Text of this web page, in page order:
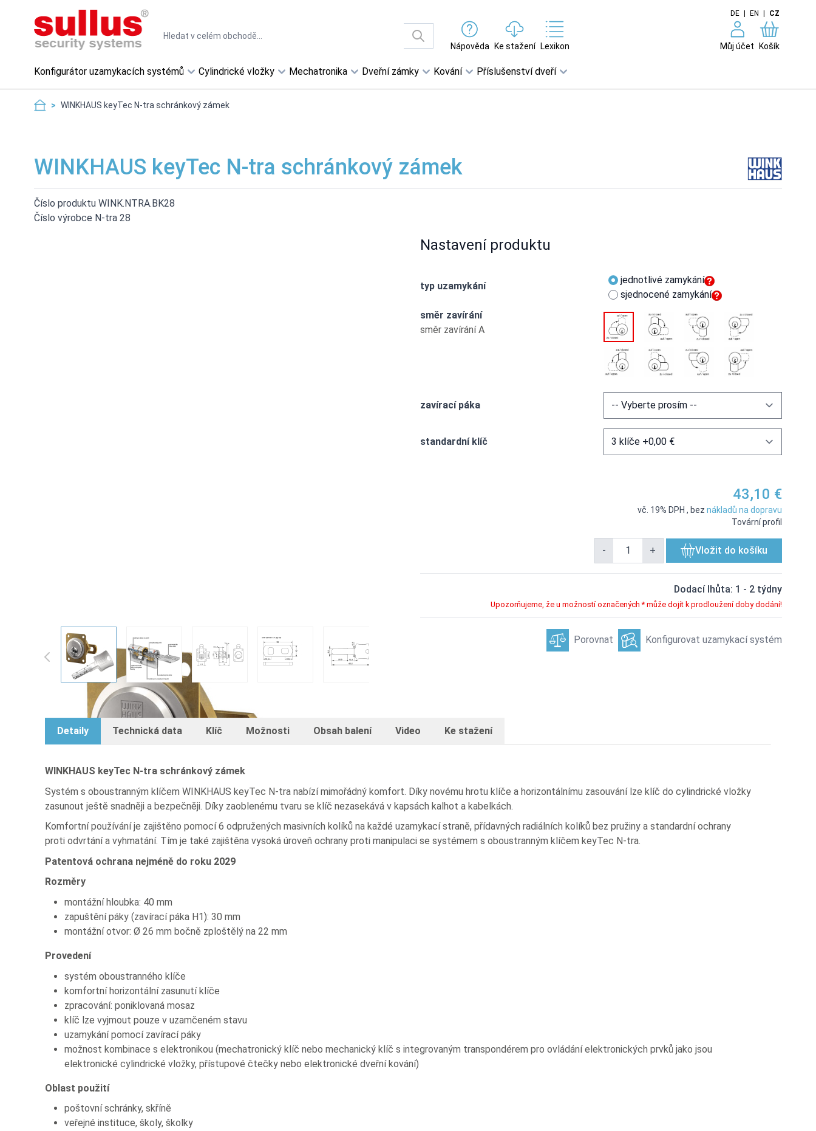
DE EN CZ
Nápověda
Ke stažení Lexikon Můj účet Košík
Konfigurátor uzamykacích systémů Cylindrické vložky Mechatronika Dveřní zámky Kování Příslušenství dveří
> WINKHAUS keyTec N-tra schránkový zámek
WINKHAUS keyTec N-tra schránkový zámek
Číslo produktu WINK.NTRA.BK28
Číslo výrobce N-tra 28
Nastavení produktu
typ uzamykání
jednotlivé zamykání
sjednocené zamykání
směr zavírání
směr zavírání A
zavírací páka
standardní klíč
43,10 €
vč. 19% DPH , bez nákladů na dopravu
Tovární profil
- + Vložit do košíku
Dodací lhůta: 1 - 2 týdny
Upozorňujeme, že u možností označených * může dojít k prodloužení doby dodání!
Porovnat Konfigurovat uzamykací systém
Detaily Technická data Klíč Možnosti Obsah balení Video Ke stažení
WINKHAUS keyTec N-tra schránkový zámek
Systém s oboustranným klíčem WINKHAUS keyTec N-tra nabízí mimořádný komfort. Díky novému hrotu klíče a horizontálnímu zasouvání lze klíč do cylindrické vložky
zasunout ještě snadněji a bezpečněji. Díky zaoblenému tvaru se klíč nezasekává v kapsách kalhot a kabelkách.
Komfortní používání je zajištěno pomocí 6 odpružených masivních kolíků na každé uzamykací straně, přídavných radiálních kolíků bez pružiny a standardní ochrany
proti odvrtání a vyhmatání. Tím je také zajištěna vysoká úroveň ochrany proti manipulaci se systémem s oboustranným klíčem keyTec N-tra.
Patentová ochrana nejméně do roku 2029
Rozměry
montážní hloubka: 40 mm
zapuštění páky (zavírací páka H1): 30 mm
montážní otvor: Ø 26 mm bočně zploštělý na 22 mm
Provedení
systém oboustranného klíče
komfortní horizontální zasunutí klíče
zpracování: poniklovaná mosaz
klíč lze vyjmout pouze v uzamčeném stavu
uzamykání pomocí zavírací páky
možnost kombinace s elektronikou (mechatronický klíč nebo mechanický klíč s integrovaným transpondérem pro ovládání elektronických prvků jako jsou
elektronické cylindrické vložky, přístupové čtečky nebo elektronické dveřní kování)
Oblast použití
poštovní schránky, skříně
veřejné instituce, školy, školky